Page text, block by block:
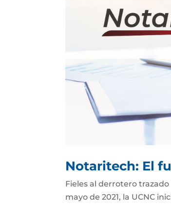
Notaritech: El
Fieles al derrotero
mayo de 2021, la UCNC